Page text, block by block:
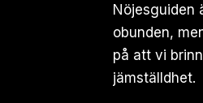
Nöjesguiden
obunden,
på att vi
jämställdhet.